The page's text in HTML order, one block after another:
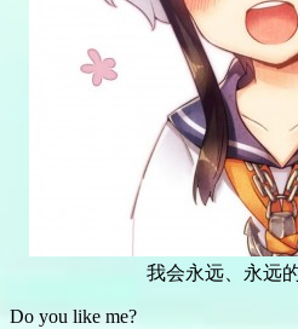
我会永远、永远
Do you like me?